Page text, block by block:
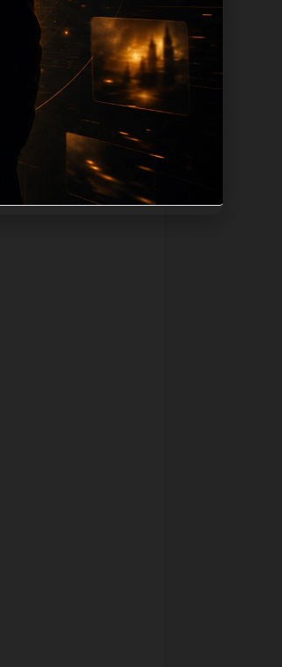
目还有哪些可继续阅
，确保页面既能被搜
清晰入口，方便后续专